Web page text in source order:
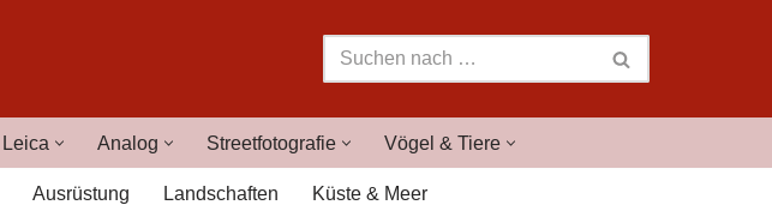
Leica Analog Streetfotografie Vögel & Tiere
Ausrüstung Landschaften Küste & Meer